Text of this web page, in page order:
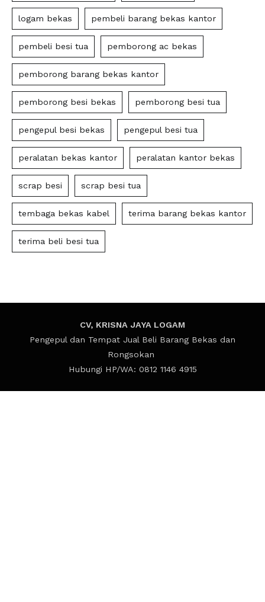
logam bekas pembeli barang bekas kantor
pembeli besi tua pemborong ac bekas
pemborong barang bekas kantor
pemborong besi bekas pemborong besi tua
pengepul besi bekas pengepul besi tua
peralatan bekas kantor peralatan kantor bekas
scrap besi scrap besi tua
tembaga bekas kabel terima barang bekas kantor
terima beli besi tua
CV, KRISNA JAYA LOGAM
Pengepul dan Tempat Jual Beli Barang Bekas dan
Rongsokan
Hubungi HP/WA: 0812 1146 4915